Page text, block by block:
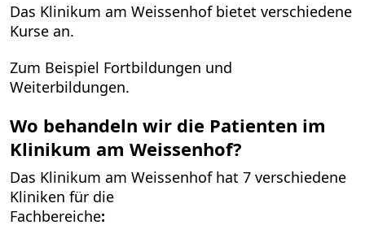
Das Klinikum am Weissenhof bietet verschiedene
Kurse an.
Zum Beispiel Fortbildungen und
Weiterbildungen.
Wo behandeln wir die Patienten im
Klinikum am Weissenhof?
Das Klinikum am Weissenhof hat 7 verschiedene
Kliniken für die
Fachbereiche: